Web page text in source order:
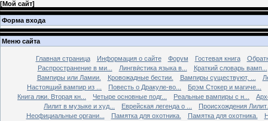
[Мой сайт]
Форма входа
Меню сайта
Главная страница Информация о сайте Форум Гостевая книга
Распространение в ми...
Лингви́стика языка в...
Краткий словарь вамп...
Вампиры или Ламии.
Кровожадные бестии. Вампиры существуют, ...
Настоящий вампир из ...
Повесть о Дракуле-во...
Брэм Стокер и магиче...
Книга лжи. Втоpая кн...
Четыре основные подг... Реальные вампиры с н...
Лилит в музыке и худ...
Еврейская легенда о ...
Происхождения Лилит.
Неофициальные органи...
Памятка для охотника. Памятка для охотника.